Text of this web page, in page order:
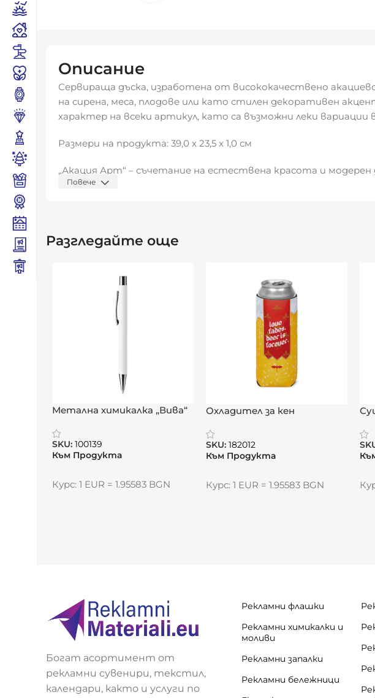
Описание
Сервираща дъска, изработена от висококачествено
на сирена, меса, плодове или като стилен декоративен
характер на всеки артикул, като са възможни леки вариации
Размери на продукта: 39,0 x 23,5 x 1,0 см
„Акация Арт“ – съчетание на естествена красота и модерен
Повече
Разгледайте още
Метална химикалка „Вива“
SKU: 100139
Към Продукта
Курс: 1 EUR = 1.95583 BGN
Охладител за кен
SKU: 182012
Към Продукта
Курс: 1 EUR = 1.95583 BGN
Богат асортимент от
рекламни сувенири, текстил,
календари, както и услуги по
Рекламни флашки
Рекламни химикалки и
моливи
Рекламни запалки
Рекламни бележници